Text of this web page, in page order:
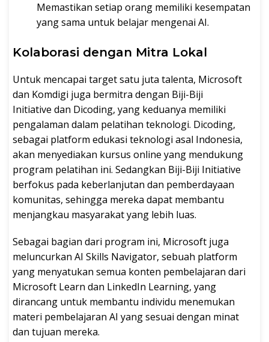
Memastikan setiap orang memiliki kesempatan
yang sama untuk belajar mengenai AI.
Kolaborasi dengan Mitra Lokal
Untuk mencapai target satu juta talenta, Microsoft
dan Komdigi juga bermitra dengan Biji-Biji
Initiative dan Dicoding, yang keduanya memiliki
pengalaman dalam pelatihan teknologi. Dicoding,
sebagai platform edukasi teknologi asal Indonesia,
akan menyediakan kursus online yang mendukung
program pelatihan ini. Sedangkan Biji-Biji Initiative
berfokus pada keberlanjutan dan pemberdayaan
komunitas, sehingga mereka dapat membantu
menjangkau masyarakat yang lebih luas.
Sebagai bagian dari program ini, Microsoft juga
meluncurkan AI Skills Navigator, sebuah platform
yang menyatukan semua konten pembelajaran dari
Microsoft Learn dan LinkedIn Learning, yang
dirancang untuk membantu individu menemukan
materi pembelajaran AI yang sesuai dengan minat
dan tujuan mereka.